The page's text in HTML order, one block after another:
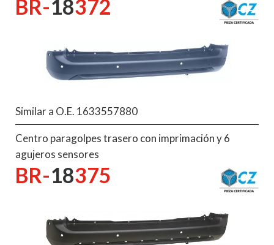
BR-18372
Similar a O.E. 1633557880
Centro paragolpes trasero con imprimación y 6
agujeros sensores
BR-18375